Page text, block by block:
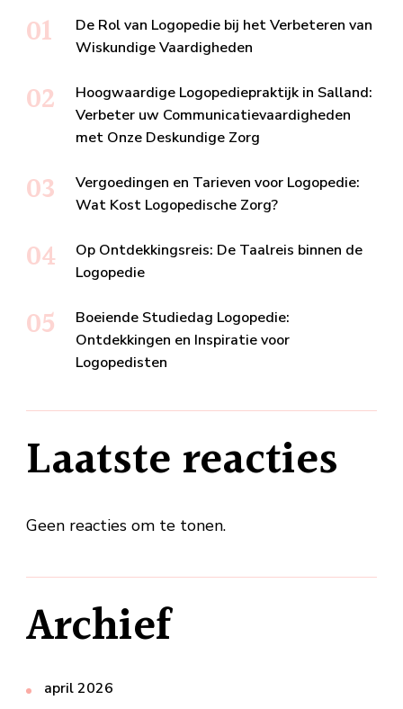
De Rol van Logopedie bij het Verbeteren van
Wiskundige Vaardigheden
Hoogwaardige Logopediepraktijk in Salland:
Verbeter uw Communicatievaardigheden
met Onze Deskundige Zorg
Vergoedingen en Tarieven voor Logopedie:
Wat Kost Logopedische Zorg?
Op Ontdekkingsreis: De Taalreis binnen de
Logopedie
Boeiende Studiedag Logopedie:
Ontdekkingen en Inspiratie voor
Logopedisten
Laatste reacties
Geen reacties om te tonen.
Archief
april 2026